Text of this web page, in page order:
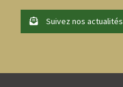
Suivez nos actualités